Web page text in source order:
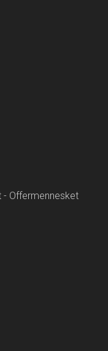
- Offermennesket